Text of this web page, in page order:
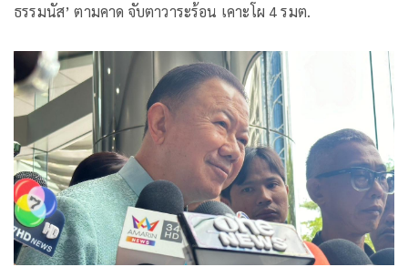
ธรรมนัส’ ตามคาด จับตาวาระร้อน เคาะโผ 4 รมต.